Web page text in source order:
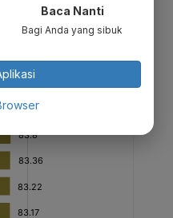
Baca Nanti
Bagi Anda yang sibuk